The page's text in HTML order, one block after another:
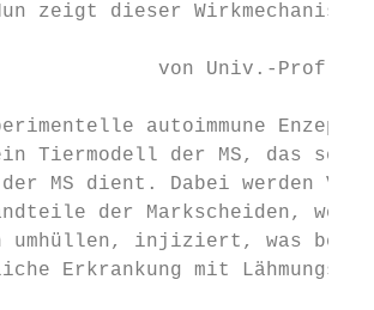
zeigt dieser
von Univ.-Prof.
autoimmune
der MS, das seit
MS dient. Dabei werden
der Markscheiden,
umhüllen, injiziert, was bei
Erkrankung mit